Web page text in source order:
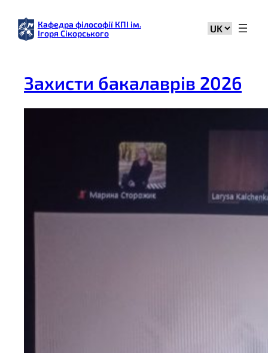
вмісту
Кафедра філософії КПІ ім.
Ігоря Сікорського
Вибрати
Захисти бакалаврів 2026